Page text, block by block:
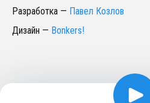
Разработка — Павел Козлов
Дизайн — Bonkers!